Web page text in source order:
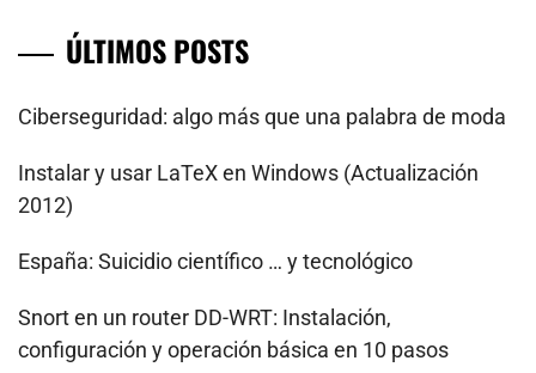
ÚLTIMOS POSTS
Ciberseguridad: algo más que una palabra de moda
Instalar y usar LaTeX en Windows (Actualización
2012)
España: Suicidio científico … y tecnológico
Snort en un router DD-WRT: Instalación,
configuración y operación básica en 10 pasos